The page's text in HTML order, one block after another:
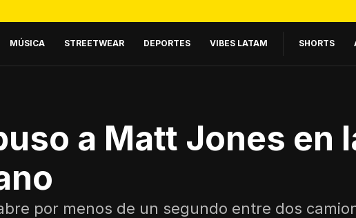
MÚSICA STREETWEAR DEPORTES VIBES LATAM SHORTS
a Matt Jones en
por menos de un segundo entre dos